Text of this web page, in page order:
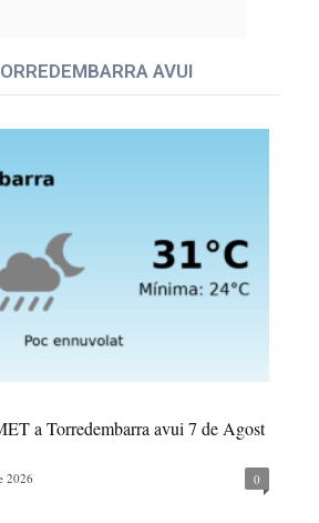
AVUI
a Torredembarra avui 7 de Agost
2026 0